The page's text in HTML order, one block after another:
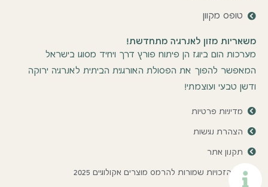
טופס מקוון
משאריות מזון לאנרגיה מתחדשת!
מערכות הום ביוגז הן פיתוח פורץ דרך ויחיד מסוגו בישראל
המאפשר להפוך את הפסולת האורגנית הביתית לאנרגיה ירוקה
ודשן טבעי ועוצמתי!
מדיניות פרטיות
הצהרת נגישות
תקנון אתר
כל הזכויות שמורות להרמס מוצרים אקולוגיים 2025